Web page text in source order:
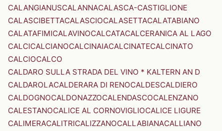
CALANGIANUSCALANNACALASCA-CASTIGLIONE
CALASCIBETTACALASCIOCALASETTACALATABIANO
CALATAFIMICALAVINOCALCATACALCERANICA AL LAGO
CALCICALCIANOCALCINAIACALCINATECALCINATO
CALCIOCALCO
CALDARO SULLA STRADA DEL VINO * KALTERN AN D
CALDAROLACALDERARA DI RENOCALDESCALDIERO
CALDOGNOCALDONAZZOCALENDASCOCALENZANO
CALESTANOCALICE AL CORNOVIGLIOCALICE LIGURE
CALIMERACALITRICALIZZANOCALLABIANACALLIANO